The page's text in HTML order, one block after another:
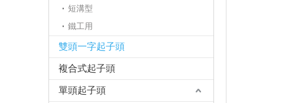
短溝型
鐵工用
雙頭一字起子頭
複合式起子頭
單頭起子頭